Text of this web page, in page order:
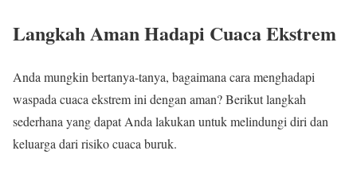
Langkah Aman Hadapi Cuaca Ekstrem
Anda mungkin bertanya-tanya, bagaimana cara menghadapi
waspada cuaca ekstrem ini dengan aman? Berikut langkah
sederhana yang dapat Anda lakukan untuk melindungi diri dan
keluarga dari risiko cuaca buruk.